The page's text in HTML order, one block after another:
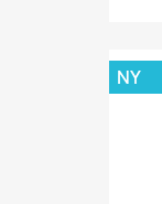
NY